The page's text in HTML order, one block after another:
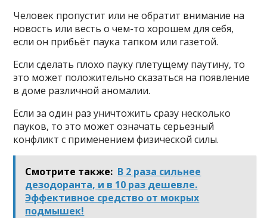
Человек пропустит или не обратит внимание на
новость или весть о чем-то хорошем для себя,
если он прибьёт паука тапком или газетой.
Если сделать плохо пауку плетущему паутину, то
это может положительно сказаться на появление
в доме различной аномалии.
Если за один раз уничтожить сразу несколько
пауков, то это может означать серьезный
конфликт с применением физической силы.
Смотрите также: В 2 раза сильнее
дезодоранта, и в 10 раз дешевле.
Эффективное средство от мокрых
подмышек!